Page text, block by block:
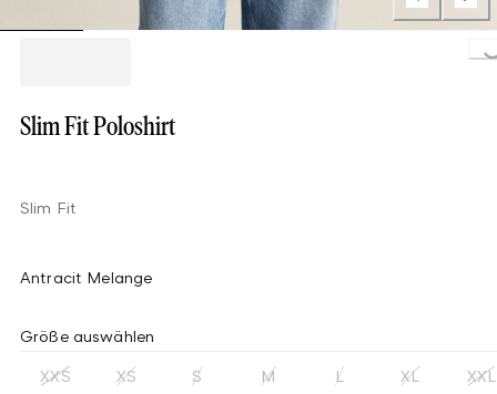
Slim Fit Poloshirt
Slim Fit
Antracit Melange
Größe auswählen
XXS XS S M L XL XXL